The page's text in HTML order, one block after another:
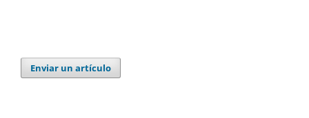
Enviar un artículo